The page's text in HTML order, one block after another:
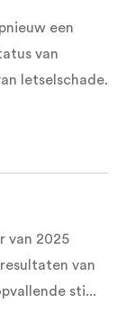
een
van
letselschade.
van 2025
van
sti...